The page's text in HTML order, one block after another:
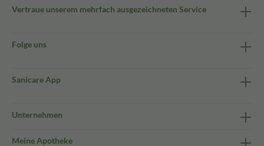
Vertraue unserem mehrfach ausgezeichneten Service
Folge uns
Sanicare App
Unternehmen
Meine Apotheke